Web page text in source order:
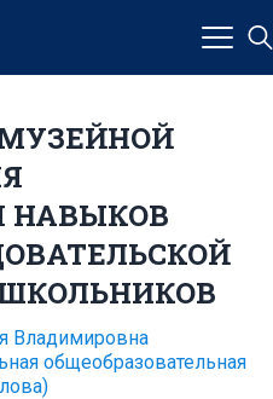
НАВЫКОВ
Владимировна
общеобразовательная